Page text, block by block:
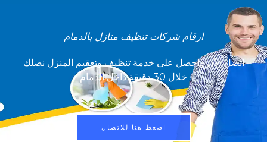
ارقام شركات تنظيف منازل بالدمام
اتصل الآن واحصل على خدمة تنظيف وتعقيم المنزل نصلك
خلال 30 دقيقة داخل الدمام
اضعط هنا للاتصال